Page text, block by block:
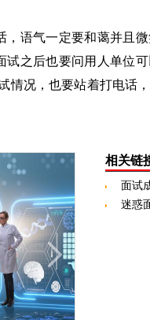
，语气一定要和蔼并且
试之后也要问用人单位
情况，也要站着打电话
相关链
面试
迷惑